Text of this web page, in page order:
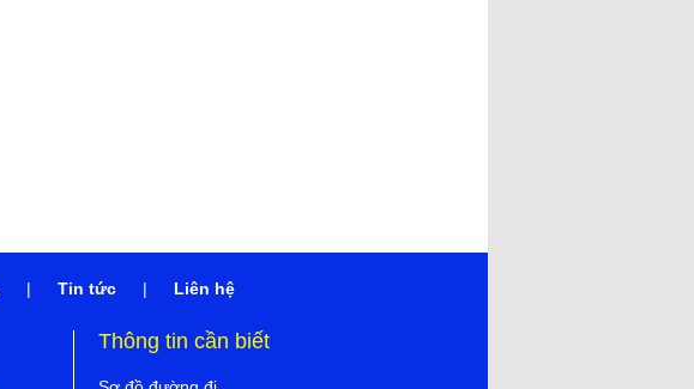
| Tin tức | Liên hệ
Thông tin cần biết